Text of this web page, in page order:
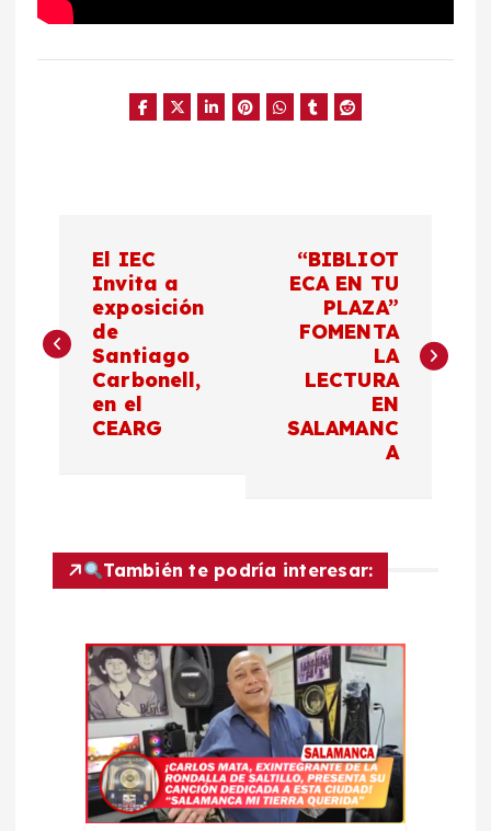
v
c
El IEC
Invita a
exposición
de
Santiago
Carbonell,
en el
CEARG
“BIBLIOT
ECA EN TU
PLAZA”
FOMENTA
LA
LECTURA
EN
SALAMANC
A
También te podría interesar: